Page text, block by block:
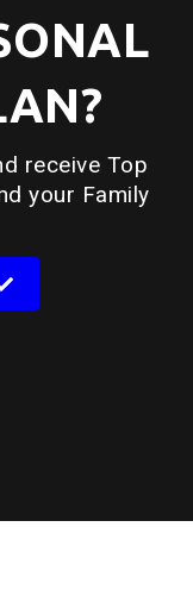
receive Top
your Family